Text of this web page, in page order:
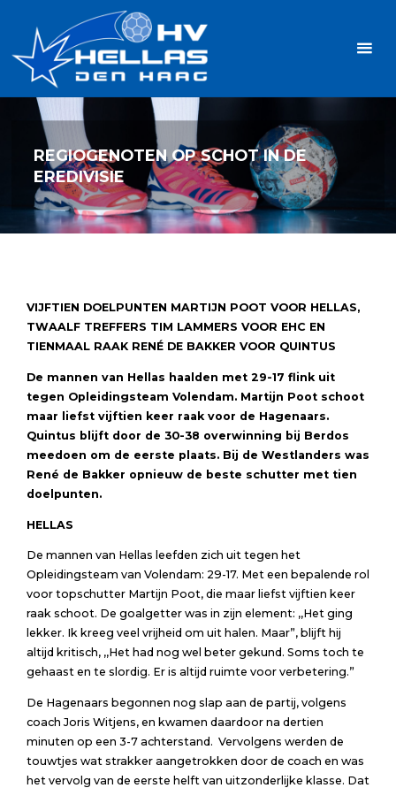
inhoud
REGIOGENOTEN OP SCHOT IN DE
EREDIVISIE
VIJFTIEN DOELPUNTEN MARTIJN POOT VOOR HELLAS,
TWAALF TREFFERS TIM LAMMERS VOOR EHC EN
TIENMAAL RAAK RENÉ DE BAKKER VOOR QUINTUS
De mannen van Hellas haalden met 29-17 flink uit
tegen Opleidingsteam Volendam. Martijn Poot schoot
maar liefst vijftien keer raak voor de Hagenaars.
Quintus blijft door de 30-38 overwinning bij Berdos
meedoen om de eerste plaats. Bij de Westlanders was
René de Bakker opnieuw de beste schutter met tien
doelpunten.
HELLAS
De mannen van Hellas leefden zich uit tegen het
Opleidingsteam van Volendam: 29-17. Met een bepalende rol
voor topschutter Martijn Poot, die maar liefst vijftien keer
raak schoot. De goalgetter was in zijn element: ,,Het ging
lekker. Ik kreeg veel vrijheid om uit halen. Maar”, blijft hij
altijd kritisch, ,,Het had nog wel beter gekund. Soms toch te
gehaast en te slordig. Er is altijd ruimte voor verbetering.”
De Hagenaars begonnen nog slap aan de partij, volgens
coach Joris Witjens, en kwamen daardoor na dertien
minuten op een 3-7 achterstand. Vervolgens werden de
touwtjes wat strakker aangetrokken door de coach en was
het vervolg van de eerste helft van uitzonderlijke klasse. Dat